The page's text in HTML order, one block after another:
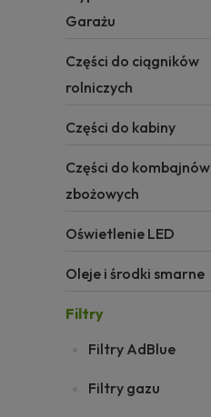
Garażu
Części do ciągników
rolniczych
Części do kabiny
Części do kombajnów
zbożowych
Oświetlenie LED
Oleje i środki smarne
Filtry
Filtry AdBlue
Filtry gazu